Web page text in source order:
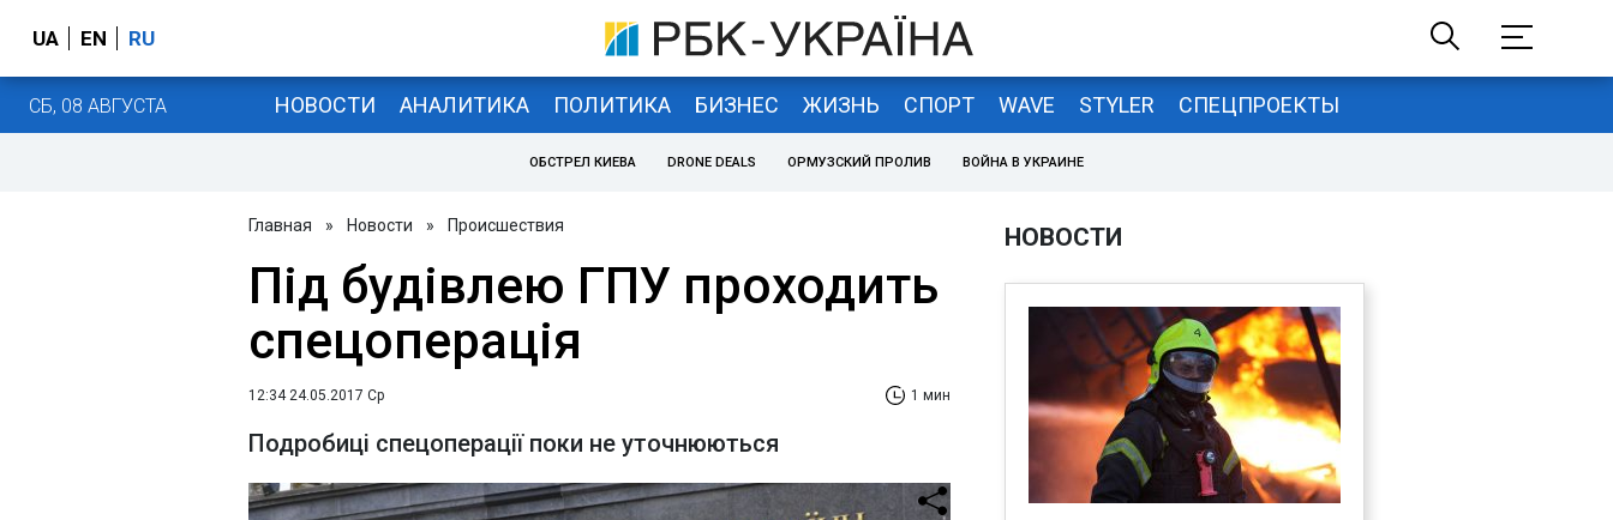
UA EN RU
СБ, 08 АВГУСТА НОВОСТИ АНАЛИТИКА ПОЛИТИКА БИЗНЕС ЖИЗНЬ СПОРТ WAVE STYLER СПЕЦПРОЕКТЫ
ОБСТРЕЛ КИЕВА DRONE DEALS ОРМУЗСКИЙ ПРОЛИВ ВОЙНА В УКРАИНЕ
Главная » Новости » Происшествия
Під будівлею ГПУ проходить
спецоперація
12:34 24.05.2017 Ср 1 мин
Подробиці спецоперації поки не уточнюються
НОВОСТИ